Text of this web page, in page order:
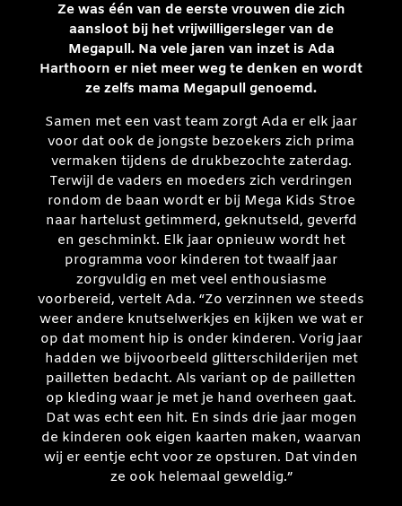
Ze was één van de eerste vrouwen die zich
aansloot bij het vrijwilligersleger van de
Megapull. Na vele jaren van inzet is Ada
Harthoorn er niet meer weg te denken en wordt
ze zelfs mama Megapull genoemd.
Samen met een vast team zorgt Ada er elk jaar
voor dat ook de jongste bezoekers zich prima
vermaken tijdens de drukbezochte zaterdag.
Terwijl de vaders en moeders zich verdringen
rondom de baan wordt er bij Mega Kids Stroe
naar hartelust getimmerd, geknutseld, geverfd
en geschminkt. Elk jaar opnieuw wordt het
programma voor kinderen tot twaalf jaar
zorgvuldig en met veel enthousiasme
voorbereid, vertelt Ada. “Zo verzinnen we steeds
weer andere knutselwerkjes en kijken we wat er
op dat moment hip is onder kinderen. Vorig jaar
hadden we bijvoorbeeld glitterschilderijen met
pailletten bedacht. Als variant op de pailletten
op kleding waar je met je hand overheen gaat.
Dat was echt een hit. En sinds drie jaar mogen
de kinderen ook eigen kaarten maken, waarvan
wij er eentje echt voor ze opsturen. Dat vinden
ze ook helemaal geweldig.”